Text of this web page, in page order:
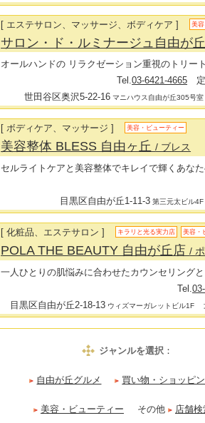
[ エステサロン、マッサージ、ボディケア ] 美
サロン・ド・ルミナージュ自由が
オールハンドの リラクゼーション重視のトリー
Tel.03-6421-4665 定
世田谷区奥沢5-22-16 マニハウス自由が丘305号室
[ ボディケア、マッサージ ] 美容・ビューティー
美容整体 BLESS 自由ヶ丘/ ブレス
セルライトケアと美容整体でキレイで輝くあな
目黒区自由が丘1-11-3 第三元太ビル4F
[ 化粧品、エステサロン ] キラリと光る実力店 美容・
POLA THE BEAUTY 自由が丘店/
一人ひとりの肌悩みに合わせたカウンセリング
Tel.
目黒区自由が丘2-18-13 ウィズマーガレットビル1F
ジャンルを選択：
自由が丘グルメ 買い物・ショッピ
美容・ビューティー その他 店舗